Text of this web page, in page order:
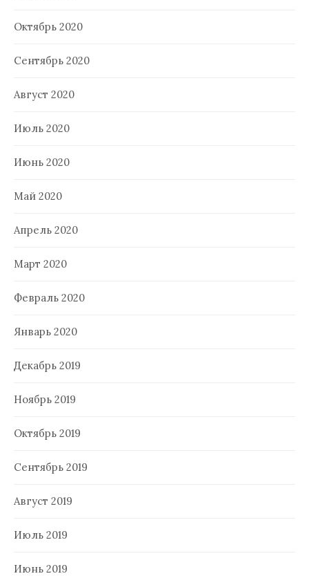
Октябрь 2020
Сентябрь 2020
Август 2020
Июль 2020
Июнь 2020
Май 2020
Апрель 2020
Март 2020
Февраль 2020
Январь 2020
Декабрь 2019
Ноябрь 2019
Октябрь 2019
Сентябрь 2019
Август 2019
Июль 2019
Июнь 2019